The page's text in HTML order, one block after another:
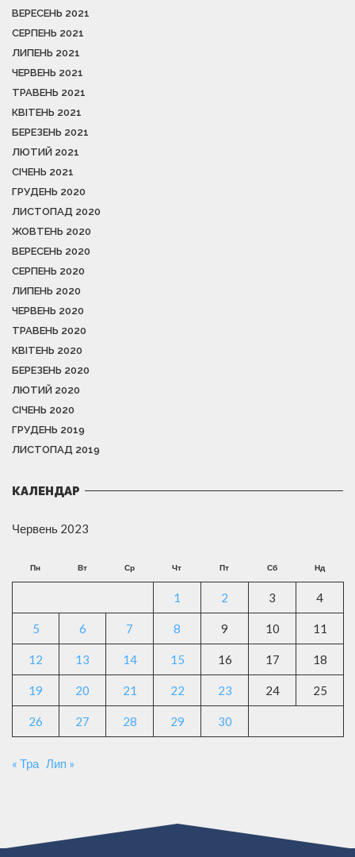
ВЕРЕСЕНЬ 2021
СЕРПЕНЬ 2021
ЛИПЕНЬ 2021
ЧЕРВЕНЬ 2021
ТРАВЕНЬ 2021
КВІТЕНЬ 2021
БЕРЕЗЕНЬ 2021
ЛЮТИЙ 2021
СІЧЕНЬ 2021
ГРУДЕНЬ 2020
ЛИСТОПАД 2020
ЖОВТЕНЬ 2020
ВЕРЕСЕНЬ 2020
СЕРПЕНЬ 2020
ЛИПЕНЬ 2020
ЧЕРВЕНЬ 2020
ТРАВЕНЬ 2020
КВІТЕНЬ 2020
БЕРЕЗЕНЬ 2020
ЛЮТИЙ 2020
СІЧЕНЬ 2020
ГРУДЕНЬ 2019
ЛИСТОПАД 2019
КАЛЕНДАР
Червень 2023
Пн Вт Ср Чт Пт Сб Нд
1 2 3 4
5 6 7 8 9 10 11
12 13 14 15 16 17 18
19 20 21 22 23 24 25
26 27 28 29 30
« Тра Лип »